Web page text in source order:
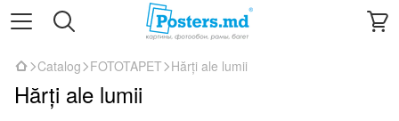
Catalog FOTOTAPET Hărți ale lumii
Hărți ale lumii